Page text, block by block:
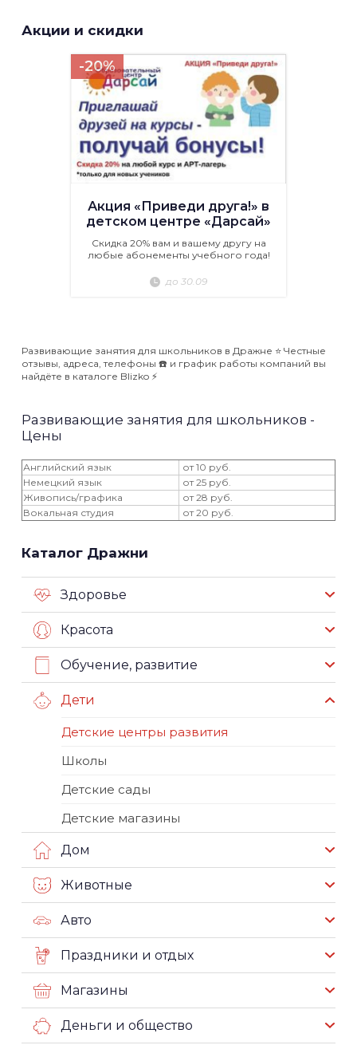
Акции и скидки
-20%
Акция «Приведи друга!» в
детском центре «Дарсай»
Скидка 20% вам и вашему другу на
любые абонементы учебного года!
до 30.09
Развивающие занятия для школьников в Дражне ⭐️ Честные
отзывы, адреса, телефоны ☎️ и график работы компаний вы
найдёте в каталоге Blizko ⚡️
Развивающие занятия для школьников -
Цены
Английский язык
от 10 руб.
Немецкий язык
от 25 руб.
Живопись/графика
от 28 руб.
Вокальная студия
от 20 руб.
Каталог Дражни
Здоровье
Красота
Обучение, развитие
Дети
Детские центры развития
Школы
Детские сады
Детские магазины
Дом
Животные
Авто
Праздники и отдых
Магазины
Деньги и общество